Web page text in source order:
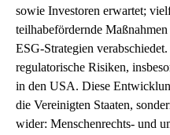
sowie Investoren erwartet;
teilhabefördernde
ESG-Strategien
regulatorische Risiken,
in den USA. Diese
die Vereinigten Staaten,
wider: Menschenrechts- und